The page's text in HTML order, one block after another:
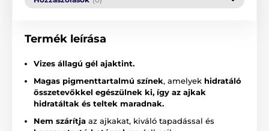
Termék leírása
Vizes állagú gél ajaktint.
Magas pigmenttartalmú színek, amelyek hidratáló
összetevőkkel egészülnek ki, így az ajkak
hidratáltak és teltek maradnak.
Nem szárítja az ajkakat, kiváló tapadással és